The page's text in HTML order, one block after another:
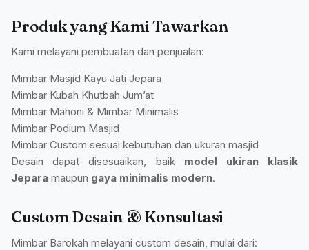
Produk yang Kami Tawarkan
Kami melayani pembuatan dan penjualan:
Mimbar Masjid Kayu Jati Jepara
Mimbar Kubah Khutbah Jum’at
Mimbar Mahoni & Mimbar Minimalis
Mimbar Podium Masjid
Mimbar Custom sesuai kebutuhan dan ukuran masjid
Desain dapat disesuaikan, baik model ukiran klasik
Jepara maupun gaya minimalis modern.
Custom Desain & Konsultasi
Mimbar Barokah melayani custom desain, mulai dari: